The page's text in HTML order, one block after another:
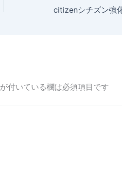
が付いている欄は必須項目です